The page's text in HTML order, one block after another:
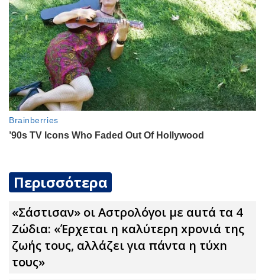
Περισσότερα
«Σάστισαν» οι Αστρολόγοι με αuτά τα 4
Zώδια: «Έρχεται η καλύτερη xpoνιά της
ζωής τους, αλλάζει για πάντα η τύxn
τους»